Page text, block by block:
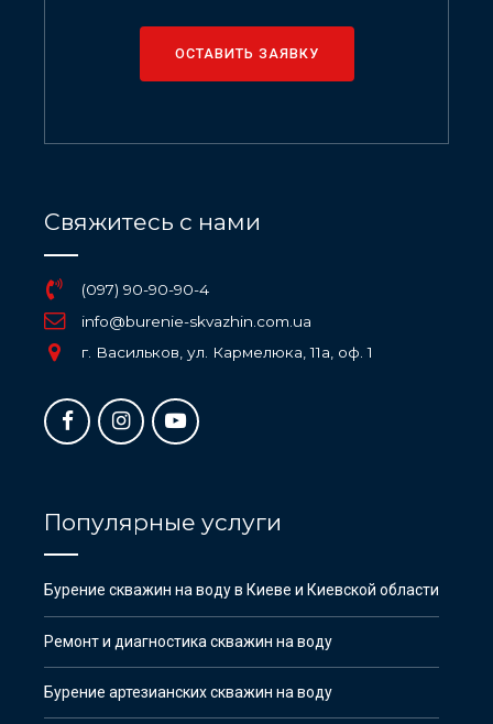
ОСТАВИТЬ ЗАЯВКУ
Свяжитесь с нами
(097) 90-90-90-4
info@burenie-skvazhin.com.ua
г. Васильков, ул. Кармелюка, 11а, оф. 1
Популярные услуги
Бурение скважин на воду в Киеве и Киевской области
Ремонт и диагностика скважин на воду
Бурение артезианских скважин на воду